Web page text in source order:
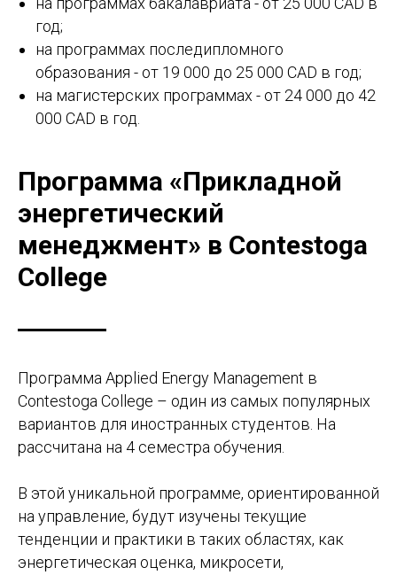
год;
на программах последипломного
образования - от 19 000 до 25 000 CAD в год;
на магистерских программах - от 24 000 до 42
000 CAD в год.
Программа «Прикладной
энергетический
менеджмент» в Contestoga
College
Программа Applied Energy Management в
Contestoga College – один из самых популярных
вариантов для иностранных студентов. На
рассчитана на 4 семестра обучения.
В этой уникальной программе, ориентированной
на управление, будут изучены текущие
тенденции и практики в таких областях, как
энергетическая оценка, микросети,